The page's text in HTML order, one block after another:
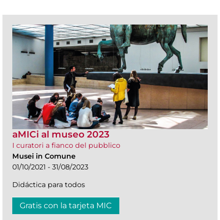
aMICi al museo 2023
I curatori a fianco del pubblico
Musei in Comune
01/10/2021 - 31/08/2023
Didáctica para todos
Gratis con la tarjeta MIC